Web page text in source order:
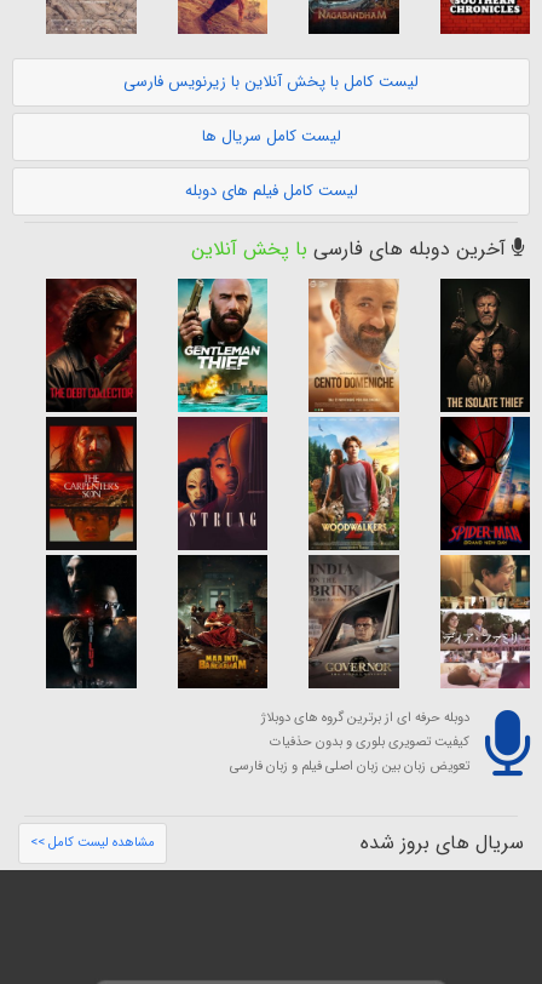
لیست کامل با پخش آنلاین با زیرنویس فارسی
لیست کامل سریال ها
لیست کامل فیلم های دوبله
آخرین دوبله های فارسی با پخش آنلاین
دوبله حرفه ای از برترین گروه های دوبلاژ
کیفیت تصویری بلوری و بدون حذفیات
تعویض زبان بین زبان اصلی فیلم و زبان فارسی
سریال های بروز شده مشاهده لیست کامل >>